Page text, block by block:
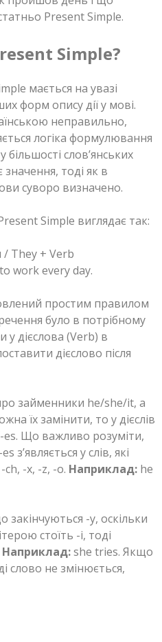
Present Simple.
Simple?
мається на увазі
форм опису дії у мові.
неправильно,
логіка формулювання
слов’янських
тоді як в
суворо визначено.
Simple виглядає так:
/ They + Verb
work every day.
простим правилом
було в потрібному
у дієслова (Verb) в
дієслово після
займенники he/she/it, а
їх замінити, то у дієслів
es. Що важливо розуміти,
з’являється у слів, які
-x, -z, -o. Наприклад: he
закінчуються -y, оскільки
стоїть -i, тоді
Наприклад:she tries. Якщо
слово не змінюється,